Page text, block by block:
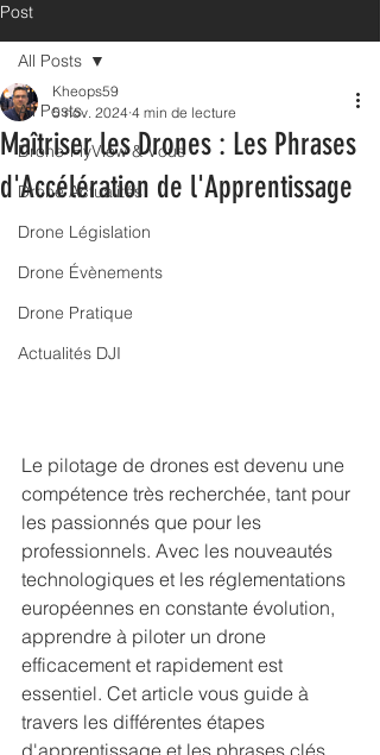
Post
All Posts
Drone-FlyView & Vous
Drone Actualités
Drone Législation
Drone Évènements
Drone Pratique
Actualités DJI
All Posts
Maîtriser les Drones : Les Phrases
d'Accélération de l'Apprentissage
Kheops59
5 nov. 2024 4 min de lecture
Le pilotage de drones est devenu une
compétence très recherchée, tant pour
les passionnés que pour les
professionnels. Avec les nouveautés
technologiques et les réglementations
européennes en constante évolution,
apprendre à piloter un drone
efficacement et rapidement est
essentiel. Cet article vous guide à
travers les différentes étapes